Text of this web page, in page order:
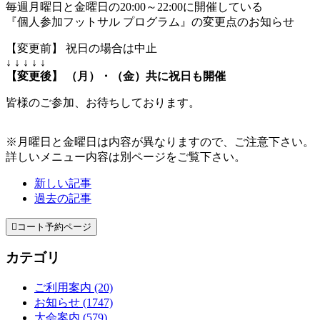
毎週月曜日と金曜日の20:00～22:00に開催している
『個人参加フットサル プログラム』の変更点のお知らせ
【変更前】 祝日の場合は中止
↓ ↓ ↓ ↓ ↓
【変更後】 （月）・（金）共に祝日も開催
皆様のご参加、お待ちしております。
※月曜日と金曜日は内容が異なりますので、ご注意下さい。
詳しいメニュー内容は別ページをご覧下さい。
新しい記事
過去の記事
 コート予約ページ
カテゴリ
ご利用案内 (20)
お知らせ (1747)